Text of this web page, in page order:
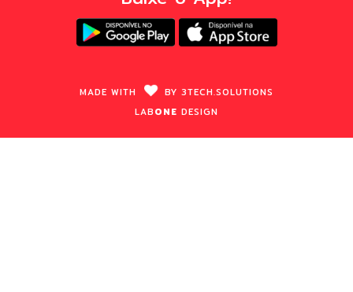
MADE WITH BY 3TECH.SOLUTIONS
LABONE DESIGN